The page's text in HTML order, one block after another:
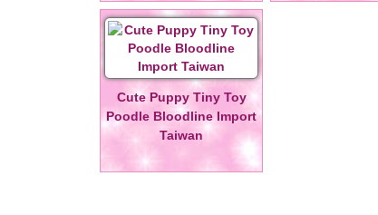
Cute Puppy Tiny Toy
Poodle Bloodline Import
Taiwan